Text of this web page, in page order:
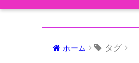
ホーム タグ